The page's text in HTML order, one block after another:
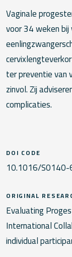
Vaginale
voor 34 weken
ter preventie van
zinvol. Zij
complicaties.
DOI CODE
10.1016/
ORIGINAL
Evaluating
International
individual